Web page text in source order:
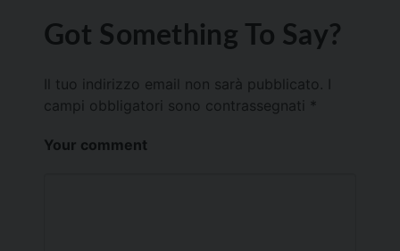
Got Something To Say?
Il tuo indirizzo email non sarà pubblicato.
campi obbligatori sono contrassegnati *
Your comment